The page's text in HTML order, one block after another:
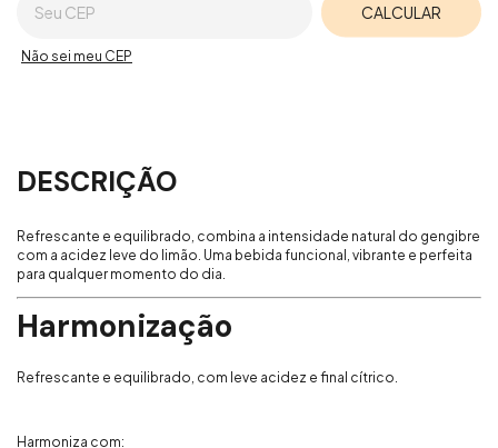
CALCULAR
Não sei meu CEP
DESCRIÇÃO
Refrescante e equilibrado, combina a intensidade natural do gengibre
com a acidez leve do limão. Uma bebida funcional, vibrante e perfeita
para qualquer momento do dia.
Harmonização
Refrescante e equilibrado, com leve acidez e final cítrico.
Harmoniza com: